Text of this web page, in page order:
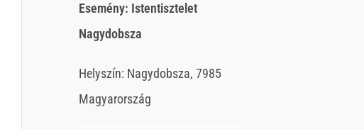
Esemény: Istentisztelet
Nagydobsza
Helyszín: Nagydobsza, 7985
Magyarország